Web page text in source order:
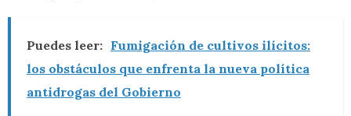
Puedes leer: Fumigación de cultivos ilícitos:
los obstáculos que enfrenta la nueva política
antidrogas del Gobierno